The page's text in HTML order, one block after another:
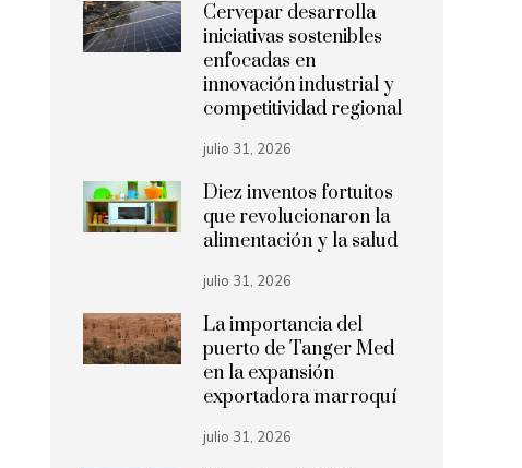
Cervepar desarrolla
iniciativas sostenibles
enfocadas en
innovación industrial y
competitividad regional
julio 31, 2026
Diez inventos fortuitos
que revolucionaron la
alimentación y la salud
julio 31, 2026
La importancia del
puerto de Tanger Med
en la expansión
exportadora marroquí
julio 31, 2026